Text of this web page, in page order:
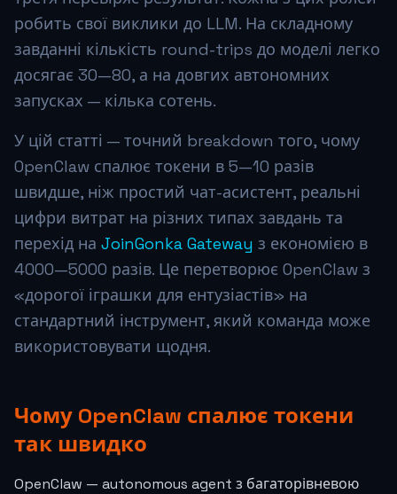
робить свої виклики до LLM. На складному
завданні кількість round-trips до моделі легко
досягає 30—80, а на довгих автономних
запусках — кілька сотень.
У цій статті — точний breakdown того, чому
OpenClaw спалює токени в 5—10 разів
швидше, ніж простий чат-асистент, реальні
цифри витрат на різних типах завдань та
перехід на JoinGonka Gateway з економією в
4000—5000 разів. Це перетворює OpenClaw з
«дорогої іграшки для ентузіастів» на
стандартний інструмент, який команда може
використовувати щодня.
Чому OpenClaw спалює токени
так швидко
OpenClaw — autonomous agent з багаторівневою